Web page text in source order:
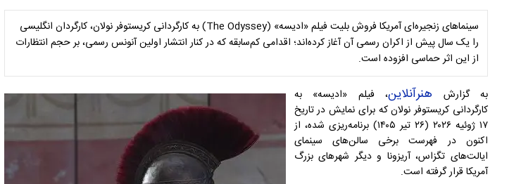
سینماهای زنجیره‌ای آمریکا فروش بلیت فیلم «ادیسه» (The Odyssey) به کارگردانی کریستوفر نولان، کارگردان انگلیسی
را یک سال پیش از اکران رسمی آن آغاز کرده‌اند؛ اقدامی کم‌سابقه که در کنار انتشار اولین آنونس رسمی، بر حجم انتظارات
از این اثر حماسی افزوده است.
به گزارش هنرآنلاین، فیلم «ادیسه» به
کارگردانی کریستوفر نولان که برای نمایش در تاریخ
۱۷ ژوئیه ۲۰۲۶ (۲۶ تیر ۱۴۰۵) برنامه‌ریزی شده، از
اکنون در فهرست برخی سالن‌های سینمای
ایالت‌های تگزاس، آریزونا و دیگر شهرهای بزرگ
آمریکا قرار گرفته است.